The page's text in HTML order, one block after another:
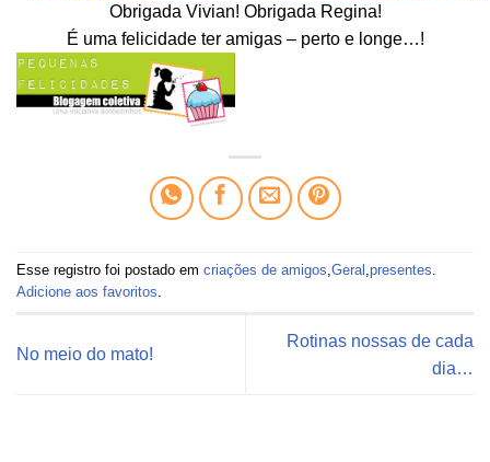
Obrigada Vivian! Obrigada Regina!
É uma felicidade ter amigas – perto e longe…!
Esse registro foi postado em criações de amigos Geral presentes
Adicione aos favoritos
No meio do mato!
Rotinas nossas de cada
dia…